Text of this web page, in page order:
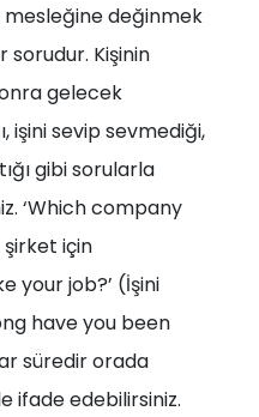
mesleğine değinmek
Kişinin
gelecek
işini sevip sevmediği,
gibi sorularla
‘Which company
şirket için
your job?’ (İşini
have you been
süredir orada
ifade edebilirsiniz.